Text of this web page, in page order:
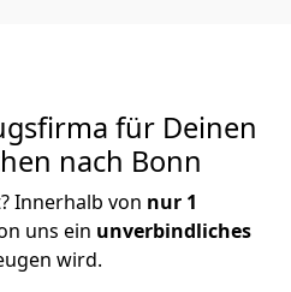
für Deinen
nach Bonn
Innerhalb von nur 1
uns ein unverbindliches
wird.